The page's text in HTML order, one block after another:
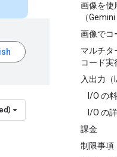
画像を使
（Gemini
画像でコ
マルチタ
コード実
入出力（
I/O の
I/O の
課金
制限事項